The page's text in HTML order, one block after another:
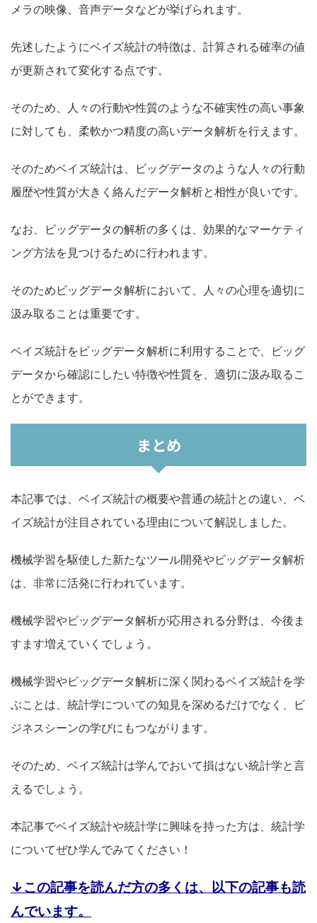
メラの映像、音声データなどが挙げられます。
先述したようにベイズ統計の特徴は、計算される確率の値
が更新されて変化する点です。
そのため、人々の行動や性質のような不確実性の高い事象
に対しても、柔軟かつ精度の高いデータ解析を行えます。
そのためベイズ統計は、ビッグデータのような人々の行動
履歴や性質が大きく絡んだデータ解析と相性が良いです。
なお、ビッグデータの解析の多くは、効果的なマーケティ
ング方法を見つけるために行われます。
そのためビッグデータ解析において、人々の心理を適切に
汲み取ることは重要です。
ベイズ統計をビッグデータ解析に利用することで、ビッグ
データから確認にしたい特徴や性質を、適切に汲み取るこ
とができます。
まとめ
本記事では、ベイズ統計の概要や普通の統計との違い、ベ
イズ統計が注目されている理由について解説しました。
機械学習を駆使した新たなツール開発やビッグデータ解析
は、非常に活発に行われています。
機械学習やビッグデータ解析が応用される分野は、今後ま
すます増えていくでしょう。
機械学習やビッグデータ解析に深く関わるベイズ統計を学
ぶことは、統計学についての知見を深めるだけでなく、ビ
ジネスシーンの学びにもつながります。
そのため、ベイズ統計は学んでおいて損はない統計学と言
えるでしょう。
本記事でベイズ統計や統計学に興味を持った方は、統計学
についてぜひ学んでみてください！
↓この記事を読んだ方の多くは、以下の記事も読
んでいます。